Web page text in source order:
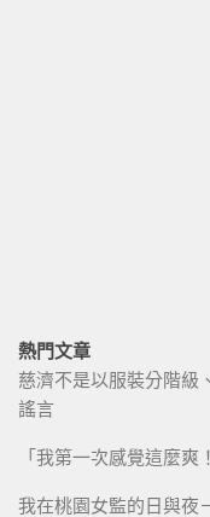
熱門文章
慈濟不是以服裝分階級
謠言
「我第一次感覺這麼
我在桃園女監的日與夜